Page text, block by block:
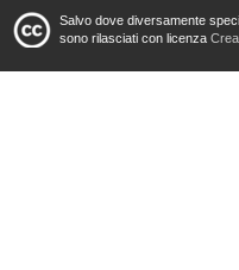
Salvo dove diversamente
sono rilasciati con licenza